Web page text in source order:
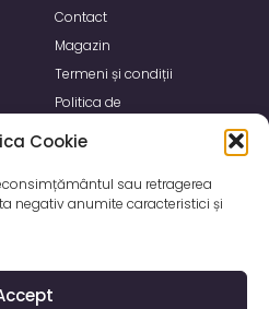
Cookie
sau retragerea
negativ anumite caracteristici și
Contact
Magazin
Termeni și condiții
Politica de
Politica de utilizare Cookie